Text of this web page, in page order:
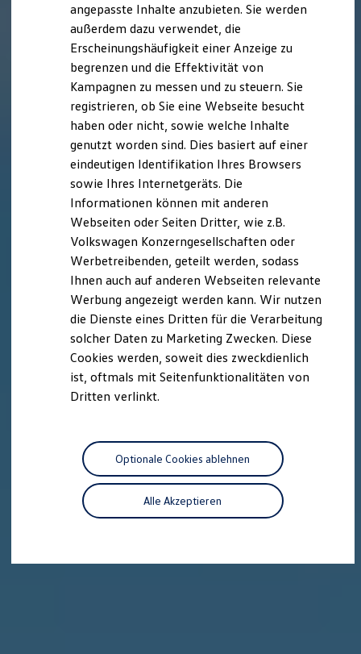
XTL-Dieselkraftstoff
Ersatzteile und Betriebsflüssigkeiten
Original Zubehör und Lifestyle Produkte
myVolkswagen
myVolkswagen Business
Elektrisch & Autonom
Elektro - & Hybridfahrzeuge
Unser Ansatz
Klimafreundlicher Strom
Reichweite & Ladelösungen
Reichweitensimulator
Ladezeitensimulator
Ladelösungen für Privatkunden
Ladelösungen für Gewerbekunden
Wallbox und Ladekabel
Förderung & Kosten der Elektrofahrzeuge
Fördermöglichkeiten für Privatkunden
Fördermöglichkeiten für Gewerbekunden
Autonomes Fahren
Mehr zum ID. Buzz
Online Beratung
California Club
California Magazin & Ratgeber
Vanlife
California App
California Lifestyle & Zubehör
Übernachten im California
Unternehmen
Karriere
Nachhaltigkeit
angepasste Inhalte anzubieten. Sie werden
außerdem dazu verwendet, die
Erscheinungshäufigkeit einer Anzeige zu
begrenzen und die Effektivität von
Kampagnen zu messen und zu steuern. Sie
registrieren, ob Sie eine Webseite besucht
haben oder nicht, sowie welche Inhalte
genutzt worden sind. Dies basiert auf einer
eindeutigen Identifikation Ihres Browsers
sowie Ihres Internetgeräts. Die
Informationen können mit anderen
Webseiten oder Seiten Dritter, wie z.B.
Volkswagen Konzerngesellschaften oder
Werbetreibenden, geteilt werden, sodass
Ihnen auch auf anderen Webseiten relevante
Werbung angezeigt werden kann. Wir nutzen
die Dienste eines Dritten für die Verarbeitung
solcher Daten zu Marketing Zwecken. Diese
Cookies werden, soweit dies zweckdienlich
ist, oftmals mit Seitenfunktionalitäten von
Dritten verlinkt.
Alle Akzeptieren
Optionale Cookies ablehnen